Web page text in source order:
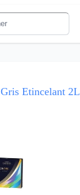
Etincelant 2L